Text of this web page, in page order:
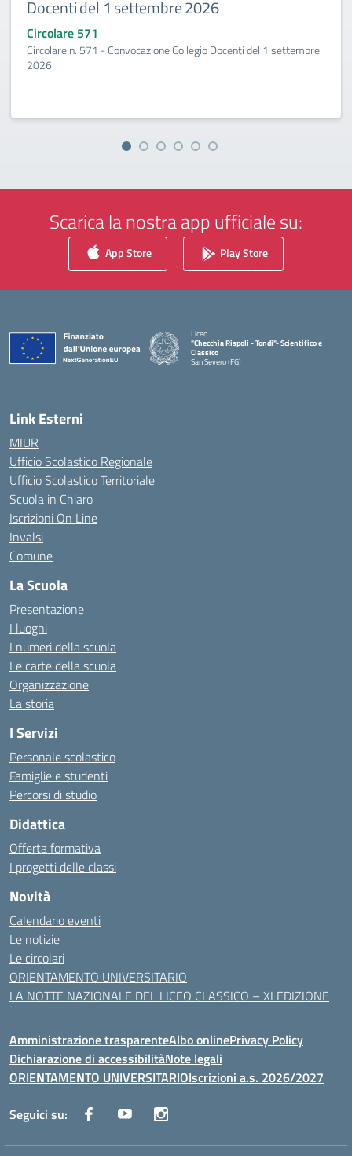
Docenti del 1 settembre 2026
Circolare 571
Circolare n. 571 - Convocazione Collegio Docenti del 1 settembre
2026
Scarica la nostra app ufficiale su:
App Store Play Store
Liceo
"Checchia Rispoli - Tondi"- Scientifico e
Classico
San Severo (FG)
Link Esterni
MIUR
Ufficio Scolastico Regionale
Ufficio Scolastico Territoriale
Scuola in Chiaro
Iscrizioni On Line
Invalsi
Comune
La Scuola
Presentazione
I luoghi
I numeri della scuola
Le carte della scuola
Organizzazione
La storia
I Servizi
Personale scolastico
Famiglie e studenti
Percorsi di studio
Didattica
Offerta formativa
I progetti delle classi
Novità
Calendario eventi
Le notizie
Le circolari
ORIENTAMENTO UNIVERSITARIO
LA NOTTE NAZIONALE DEL LICEO CLASSICO – XI EDIZIONE
Amministrazione trasparenteAlbo onlinePrivacy Policy
Dichiarazione di accessibilitàNote legali
ORIENTAMENTO UNIVERSITARIOIscrizioni a.s. 2026/2027
Seguici su: